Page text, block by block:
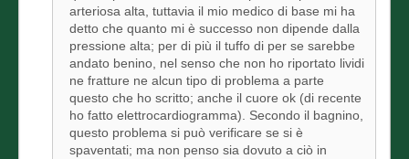
arteriosa alta, tuttavia il mio medico di base mi ha
detto che quanto mi è successo non dipende dalla
pressione alta; per di più il tuffo di per se sarebbe
andato benino, nel senso che non ho riportato lividi
ne fratture ne alcun tipo di problema a parte
questo che ho scritto; anche il cuore ok (di recente
ho fatto elettrocardiogramma). Secondo il bagnino,
questo problema si può verificare se si è
spaventati; ma non penso sia dovuto a ciò in